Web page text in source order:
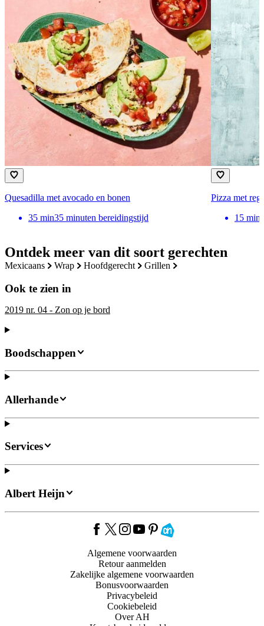
Ontdek meer van dit soort gerechten
mexicaans wrap hoofdgerecht grillen
Ook te zien in
2019 nr. 04 - Zon op je bord
Quesadilla met avocado en bonen
35 min35 minuten bereidingstijd
Pizza met
15 min
Boodschappen
Allerhande
Services
Albert Heijn
Algemene voorwaarden
Retour aanmelden
Zakelijke algemene voorwaarden
Bonusvoorwaarden
Privacybeleid
Cookiebeleid
Over AH